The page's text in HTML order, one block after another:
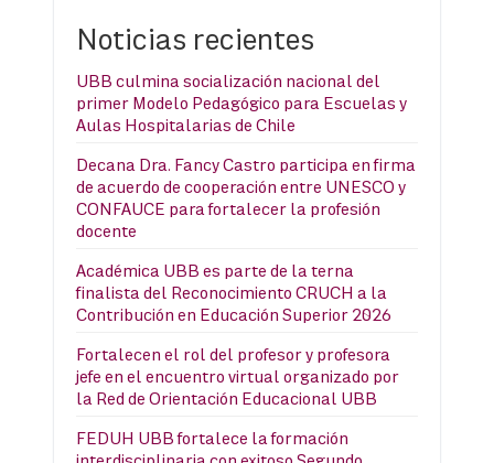
Noticias recientes
UBB culmina socialización nacional del
primer Modelo Pedagógico para Escuelas y
Aulas Hospitalarias de Chile
Decana Dra. Fancy Castro participa en firma
de acuerdo de cooperación entre UNESCO y
CONFAUCE para fortalecer la profesión
docente
Académica UBB es parte de la terna
finalista del Reconocimiento CRUCH a la
Contribución en Educación Superior 2026
Fortalecen el rol del profesor y profesora
jefe en el encuentro virtual organizado por
la Red de Orientación Educacional UBB
FEDUH UBB fortalece la formación